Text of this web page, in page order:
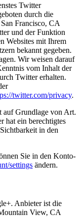
Twitter
durch die
Francisco, CA
und der Funktion
Websites mit Ihrem
bekannt gegeben.
Wir weisen darauf
vom Inhalt der
Twitter erhalten.
twitter.com/privacy.
auf Grundlage von Art.
hat ein berechtigtes
in den
Sie in den Konto-
settings ändern.
Anbieter ist die
View, CA